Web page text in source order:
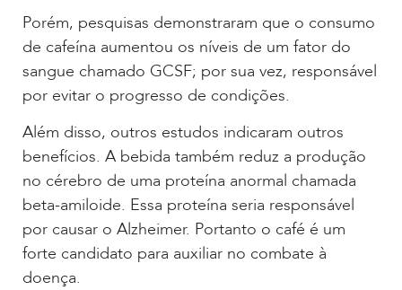
Porém, pesquisas demonstraram que o consumo
de cafeína aumentou os níveis de um fator do
sangue chamado GCSF; por sua vez, responsável
por evitar o progresso de condições.
Além disso, outros estudos indicaram outros
benefícios. A bebida também reduz a produção
no cérebro de uma proteína anormal chamada
beta-amiloide. Essa proteína seria responsável
por causar o Alzheimer. Portanto o café é um
forte candidato para auxiliar no combate à
doença.